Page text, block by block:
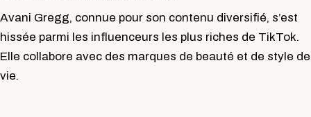
Avani Gregg, connue pour son contenu diversifié, s’est
hissée parmi les influenceurs les plus riches de TikTok.
Elle collabore avec des marques de beauté et de style de
vie.